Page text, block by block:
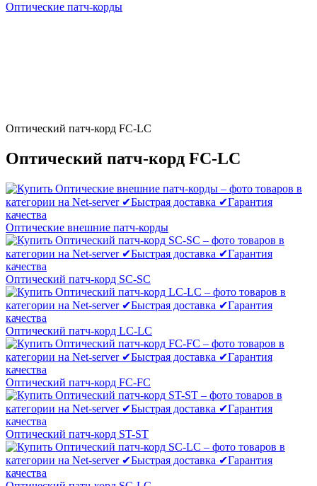
Оптические патч-корды
Оптический патч-корд FC-LC
Оптический патч-корд FC-LC
Оптические внешние патч-корды
Оптический патч-корд SC-SC
Оптический патч-корд LC-LC
Оптический патч-корд FC-FC
Оптический патч-корд ST-ST